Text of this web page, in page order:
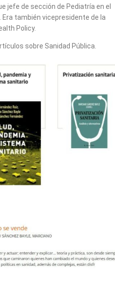
jefe de sección de Pediatría en el
Era también vicepresidente de la
Policy.
sobre Sanidad Pública.